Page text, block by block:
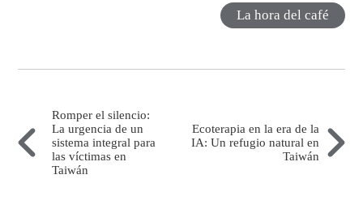
La hora del café
Romper el silencio:
La urgencia de un
sistema integral para
las víctimas en
Taiwán
Ecoterapia en la era de la
IA: Un refugio natural en
Taiwán